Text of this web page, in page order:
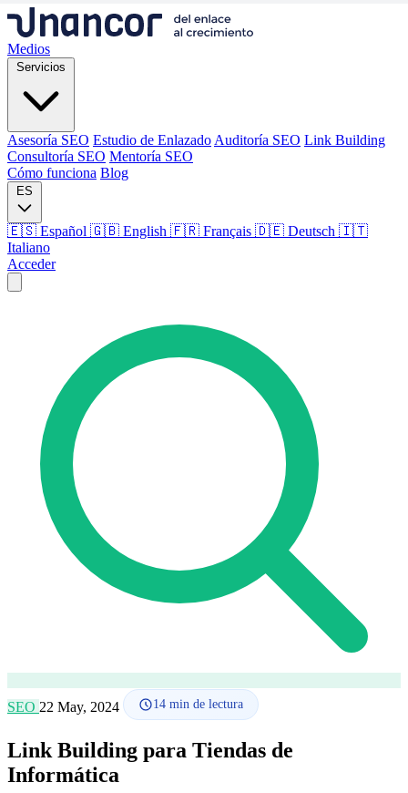
Medios
Servicios
Asesoría SEO Estudio de Enlazado Auditoría SEO Link Building
Consultoría SEO Mentoría SEO
Cómo funciona Blog
ES
🇪🇸 Español 🇬🇧 English 🇫🇷 Français 🇩🇪 Deutsch 🇮🇹
Italiano
Acceder
Asesoría SEO Estudio de Enlazado Auditoría SEO
Consultoría SEO
Cómo funciona
Idioma
🇪🇸 ES
🇬🇧 EN
Acceder
SEO 22 May, 2024 14 min de lectura
Link Building para Tiendas de
Informática